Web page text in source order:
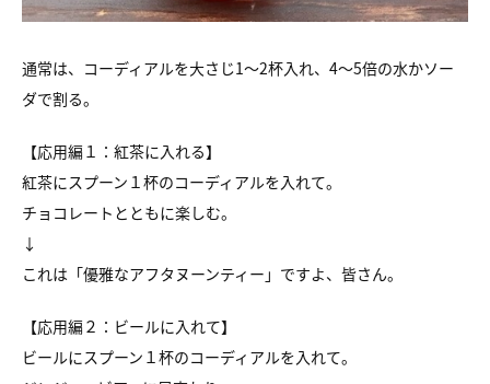
通常は、コーディアルを大さじ1〜2杯入れ、4〜5倍の水かソー
ダで割る。
【応用編１：紅茶に入れる】
紅茶にスプーン１杯のコーディアルを入れて。
チョコレートとともに楽しむ。
↓
これは「優雅なアフタヌーンティー」ですよ、皆さん。
【応用編２：ビールに入れて】
ビールにスプーン１杯のコーディアルを入れて。